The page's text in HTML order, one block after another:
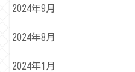
2024年9月
2024年8月
2024年1月